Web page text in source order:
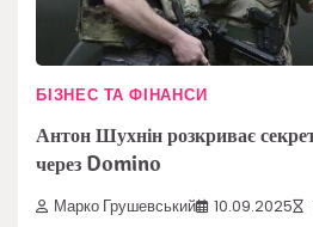
БІЗНЕС ТА ФІНАНСИ
Антон Шухнін розкриває
через Domino
Марко Грушевський 10.09.2025